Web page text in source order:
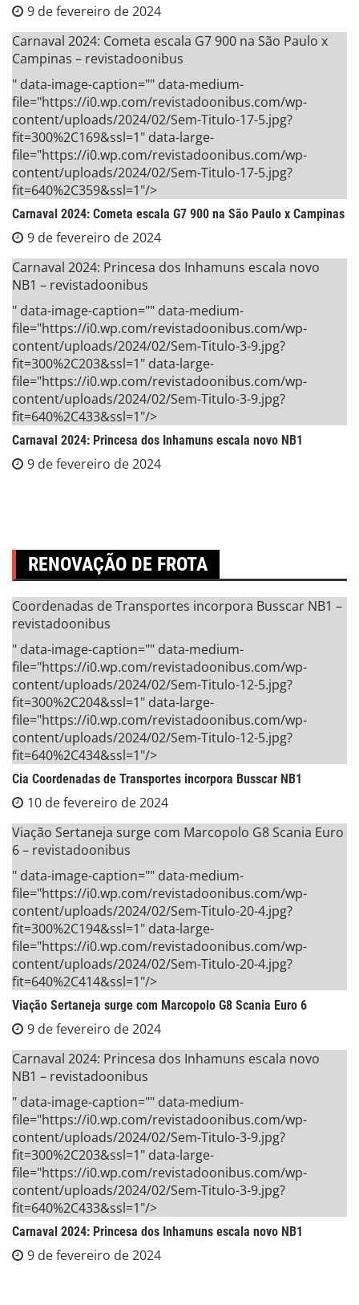
9 de fevereiro de 2024
Carnaval 2024: Cometa escala G7 900 na São Paulo x
Campinas – revistadoonibus
" data-image-caption="" data-medium-
file="https://i0.wp.com/revistadoonibus.com/wp-
content/uploads/2024/02/Sem-Titulo-17-5.jpg?
fit=300%2C169&ssl=1" data-large-
file="https://i0.wp.com/revistadoonibus.com/wp-
content/uploads/2024/02/Sem-Titulo-17-5.jpg?
fit=640%2C359&ssl=1"/>
Carnaval 2024: Cometa escala G7 900 na São Paulo x Campinas
9 de fevereiro de 2024
Carnaval 2024: Princesa dos Inhamuns escala novo
NB1 – revistadoonibus
" data-image-caption="" data-medium-
file="https://i0.wp.com/revistadoonibus.com/wp-
content/uploads/2024/02/Sem-Titulo-3-9.jpg?
fit=300%2C203&ssl=1" data-large-
file="https://i0.wp.com/revistadoonibus.com/wp-
content/uploads/2024/02/Sem-Titulo-3-9.jpg?
fit=640%2C433&ssl=1"/>
Carnaval 2024: Princesa dos Inhamuns escala novo NB1
9 de fevereiro de 2024
RENOVAÇÃO DE FROTA
Coordenadas de Transportes incorpora Busscar NB1 –
revistadoonibus
" data-image-caption="" data-medium-
file="https://i0.wp.com/revistadoonibus.com/wp-
content/uploads/2024/02/Sem-Titulo-12-5.jpg?
fit=300%2C204&ssl=1" data-large-
file="https://i0.wp.com/revistadoonibus.com/wp-
content/uploads/2024/02/Sem-Titulo-12-5.jpg?
fit=640%2C434&ssl=1"/>
Cia Coordenadas de Transportes incorpora Busscar NB1
10 de fevereiro de 2024
Viação Sertaneja surge com Marcopolo G8 Scania Euro
6 – revistadoonibus
" data-image-caption="" data-medium-
file="https://i0.wp.com/revistadoonibus.com/wp-
content/uploads/2024/02/Sem-Titulo-20-4.jpg?
fit=300%2C194&ssl=1" data-large-
file="https://i0.wp.com/revistadoonibus.com/wp-
content/uploads/2024/02/Sem-Titulo-20-4.jpg?
fit=640%2C414&ssl=1"/>
Viação Sertaneja surge com Marcopolo G8 Scania Euro 6
9 de fevereiro de 2024
Carnaval 2024: Princesa dos Inhamuns escala novo
NB1 – revistadoonibus
" data-image-caption="" data-medium-
file="https://i0.wp.com/revistadoonibus.com/wp-
content/uploads/2024/02/Sem-Titulo-3-9.jpg?
fit=300%2C203&ssl=1" data-large-
file="https://i0.wp.com/revistadoonibus.com/wp-
content/uploads/2024/02/Sem-Titulo-3-9.jpg?
fit=640%2C433&ssl=1"/>
Carnaval 2024: Princesa dos Inhamuns escala novo NB1
9 de fevereiro de 2024